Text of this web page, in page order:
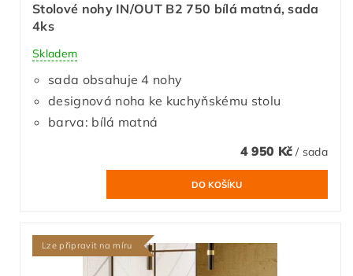
Stolové nohy IN/OUT B2 750 bílá matná, sada
4ks
Skladem
sada obsahuje 4 nohy
designová noha ke kuchyňskému stolu
barva: bílá matná
4 950 Kč/ sada
Lze připravit na míru